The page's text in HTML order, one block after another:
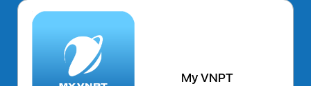
My VNPT